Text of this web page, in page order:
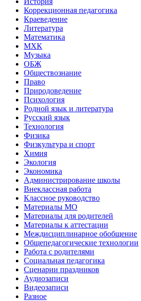
Коррекционная педагогика
Краеведение
Литература
Математика
МХК
Музыка
ОБЖ
Обществознание
Право
Природоведение
Психология
Родной язык и литература
Русский язык
Технология
Физика
Физкультура и спорт
Химия
Экология
Экономика
Администрирование школы
Внеклассная работа
Классное руководство
Материалы МО
Материалы для родителей
Материалы к аттестации
Междисциплинарное обобщение
Общепедагогические технологии
Работа с родителями
Социальная педагогика
Сценарии праздников
Аудиозаписи
Видеозаписи
Разное